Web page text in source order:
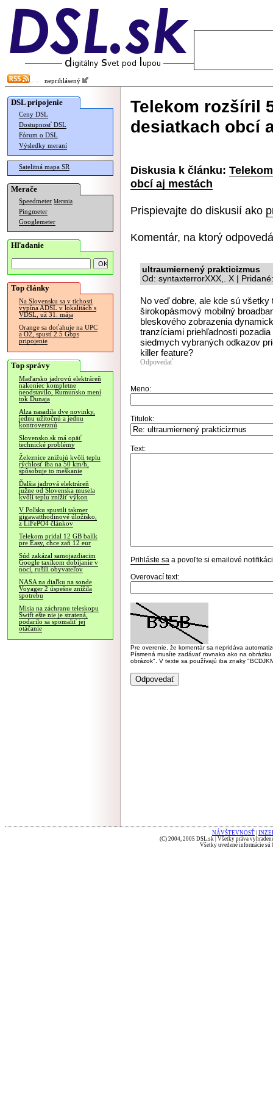
neprihlásený
DSL pripojenie
Ceny DSL
Dostupnosť DSL
Fórum o DSL
Výsledky meraní
Satelitná mapa SR
Merače
Speedmeter Merania
Pingmeter
Googlemeter
Hľadanie
Top články
Na Slovensku sa v tichosti
vypína ADSL v lokalitách s
VDSL, už 31. mája
Orange sa doťahuje na UPC
a O2, spustí 2.5 Gbps
pripojenie
Top správy
Maďarsko jadrovú elektráreň
nakoniec kompletne
neodstavilo, Rumunsko mení
tok Dunaja
Alza nasadila dve novinky,
jednu užitočnú a jednu
kontroverznú
Slovensko.sk má opäť
technické problémy
Železnice znižujú kvôli teplu
rýchlosť iba na 50 km/h,
spôsobuje to meškanie
Ďalšia jadrová elektráreň
južne od Slovenska musela
kvôli teplu znížiť výkon
V Poľsku spustili takmer
gigawatthodinové úložisko,
z LiFePO4 článkov
Telekom pridal 12 GB balík
pre Easy, chce zaň 12 eur
Súd zakázal samojazdiacim
Google taxíkom dobíjanie v
noci, rušili obyvateľov
NASA na diaľku na sonde
Voyager 2 úspešne znížila
spotrebu
Misia na záchranu teleskopu
Swift ešte nie je stratená,
podarilo sa spomaliť jej
otáčanie
Telekom rozšíril
desiatkach obcí
Diskusia k článku:
obcí aj mestách
Prispievajte do diskusií ako
Komentár, na ktorý
ultraumiernený prakticizmus
Od: syntaxterrorXXX,. X |
No veď dobre, ale kde sú
širokopásmový mobilný
bleskového zobrazenia
tranzíciami priehľadnosti
siedmych vybraných odkazov
killer feature?
Odpovedať
Meno:
Titulok:
Text:
Prihláste sa a povoľte si emailové
Overovací text:
Pre overenie, že komentár sa nepridáva
Písmená musíte zadávať rovnako ako na
obrázok". V texte sa používajú iba znaky
NÁVŠTEVNOSŤ
(C) 2004, 2005 DSL.sk | Všetky práva
Všetky uvedené informácie sú